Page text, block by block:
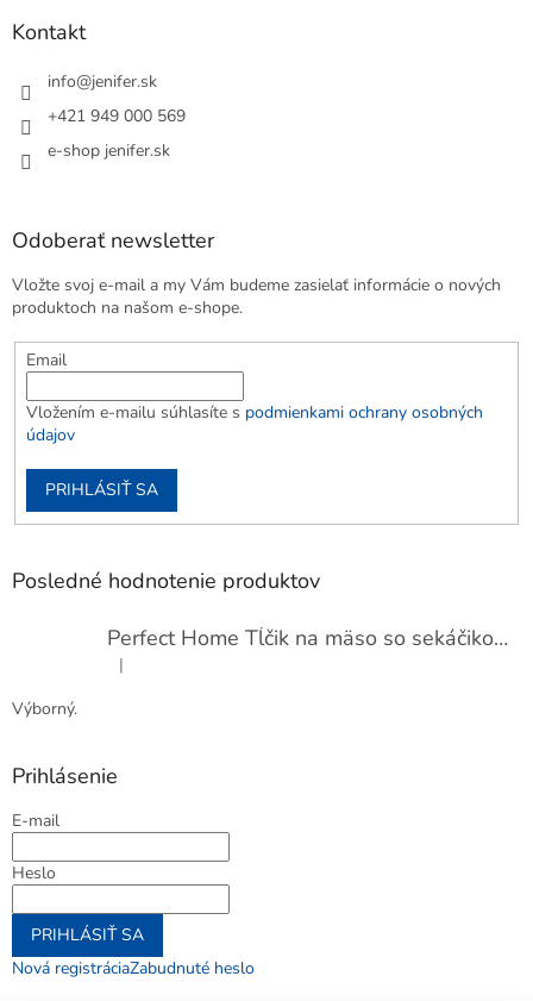
Kontakt
info@jenifer.sk
+421 949 000 569
e-shop jenifer.sk
Odoberať newsletter
Vložte svoj e-mail a my Vám budeme zasielať informácie o nových
produktoch na našom e-shope.
Email
Vložením e-mailu súhlasíte s podmienkami ochrany osobných
údajov
PRIHLÁSIŤ SA
Posledné hodnotenie produktov
Perfect Home Tĺčik na mäso so sekáčikom, 56893
Hodnotenie produktu je 5 z 5 hviezdičiek.
|
Výborný.
Prihlásenie
E-mail
Heslo
PRIHLÁSIŤ SA
Nová registráciaZabudnuté heslo